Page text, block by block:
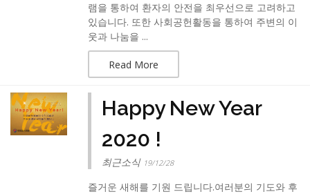
램을 통하여 환자의 안전을 최우선으로 고려하고
있습니다. 또한 사회공헌활동을 통하여 주변의 이
웃과 나눔을 ...
Read More
Happy New Year
2020 !
최근소식 19/12/28
즐거운 새해를 기원 드립니다.여러분의 기도와 후